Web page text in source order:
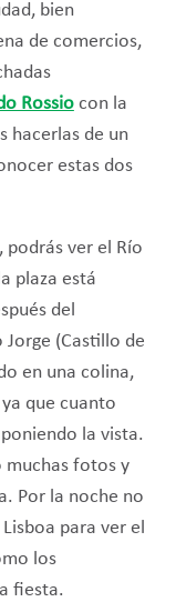
bien
de comercios,
Rossio con la
hacerlas de un
estas dos
podrás ver el Río
plaza está
del
Jorge (Castillo de
en una colina,
que cuanto
la vista.
muchas fotos y
Por la noche no
para ver el
los
fiesta.